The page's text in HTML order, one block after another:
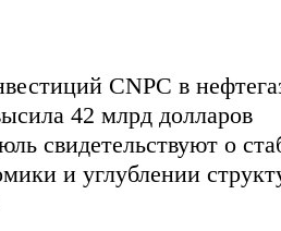
CNPC в
42 млрд долларов
свидетельствуют о
и углублении